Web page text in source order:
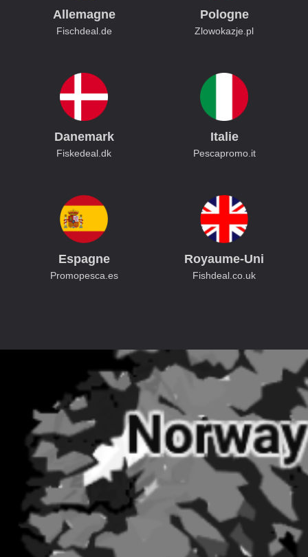
Allemagne
Fischdeal.de
Pologne
Zlowokazje.pl
Danemark
Fiskedeal.dk
Italie
Pescapromo.it
Espagne
Promopesca.es
Royaume-Uni
Fishdeal.co.uk